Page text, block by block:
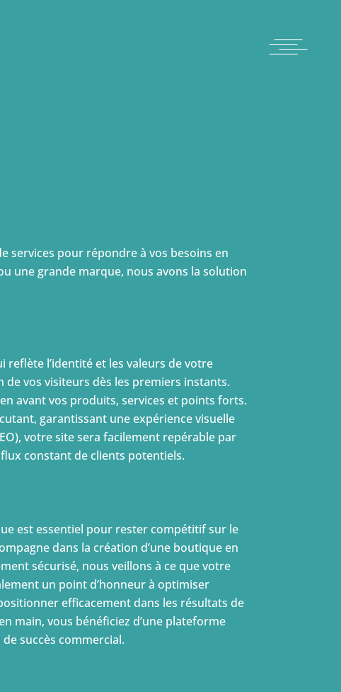
services pour répondre à vos besoins en
une grande marque, nous avons la solution
reflète l’identité et les valeurs de votre
vos visiteurs dès les premiers instants.
avant vos produits, services et points forts.
garantissant une expérience visuelle
votre site sera facilement repérable par
constant de clients potentiels.
est essentiel pour rester compétitif sur le
dans la création d’une boutique en
sécurisé, nous veillons à ce que votre
un point d’honneur à optimiser
efficacement dans les résultats de
main, vous bénéficiez d’une plateforme
succès commercial.